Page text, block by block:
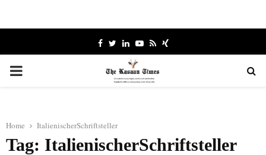
Facebook
TwitterLinkedinYoutube
RssXing
PRIMARY
Home ItalienischerSchriftsteller
Tag: ItalienischerSchriftsteller